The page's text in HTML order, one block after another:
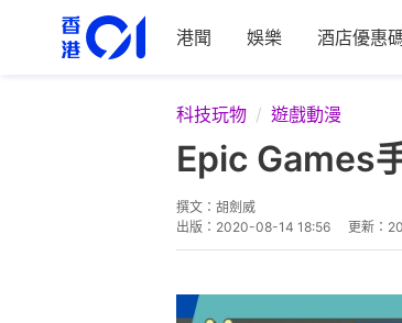
港聞 娛樂 酒店優惠
科技玩物 遊戲動漫
Epic Games
撰文： 胡劍威
出版： 2020-08-14 18:56 更新：